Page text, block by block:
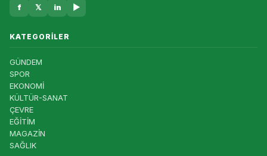
f 𝕏 in ▶
KATEGORILER
GÜNDEM
SPOR
EKONOMİ
KÜLTÜR-SANAT
ÇEVRE
EĞİTİM
MAGAZİN
SAĞLIK